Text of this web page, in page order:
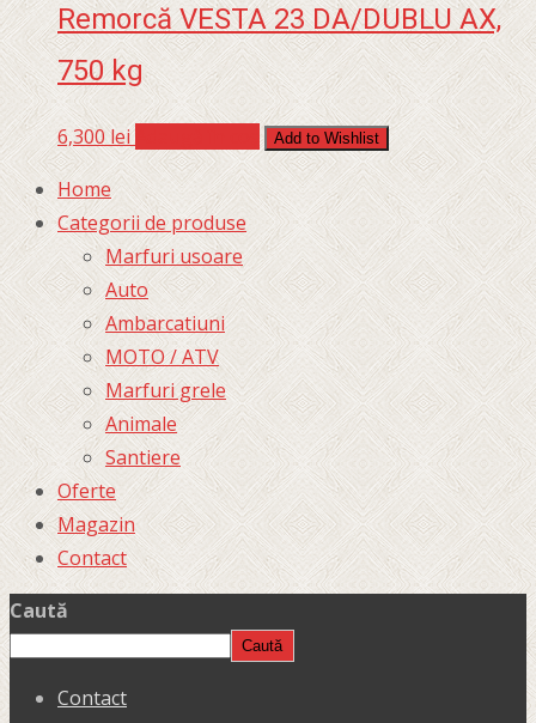
Remorcă VESTA 23 DA/DUBLU AX,
750 kg
6,300lei Add to Wishlist
Home
Categorii de produse
Marfuri usoare
Auto
Ambarcatiuni
MOTO / ATV
Marfuri grele
Animale
Santiere
Oferte
Magazin
Contact
Caută
Caută
Contact